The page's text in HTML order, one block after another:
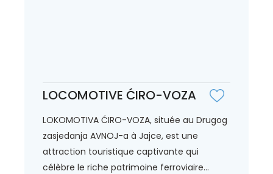
LOCOMOTIVE ĆIRO-VOZA
LOKOMOTIVA ĆIRO-VOZA, située au Drugog
zasjedanja AVNOJ-a à Jajce, est une
attraction touristique captivante qui
célèbre le riche patrimoine ferroviaire...